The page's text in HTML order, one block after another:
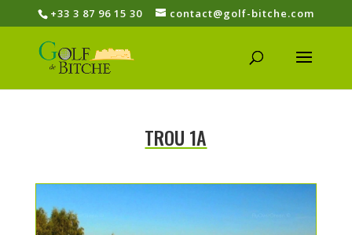
+33 3 87 96 15 30 contact@golf-bitche.com
TROU 1A